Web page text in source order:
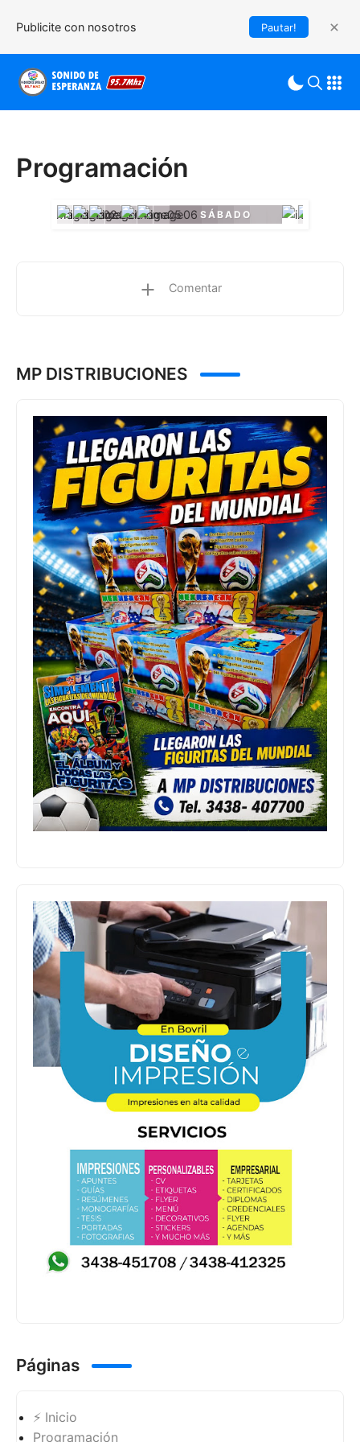
Publicite con nosotros Pautar!
Programación
SÁBADO
Comentar
MP DISTRIBUCIONES
Páginas
⚡ Inicio
Programación